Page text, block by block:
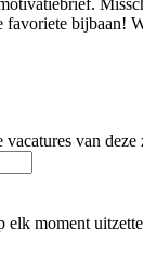
favoriete bijbaan!
van deze
elk moment